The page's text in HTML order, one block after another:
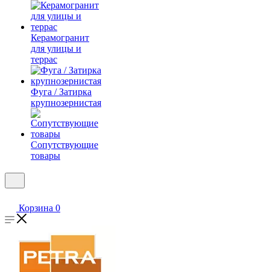
Керамогранит
для улицы и
террас
Фуга / Затирка
крупнозернистая
Сопутствующие
товары
Корзина 0